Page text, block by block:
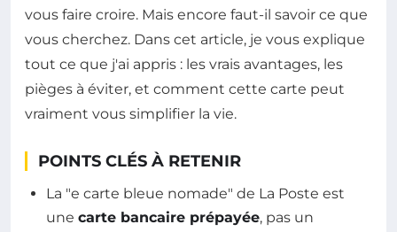
vous faire croire. Mais encore faut-il savoir ce que
vous cherchez. Dans cet article, je vous explique
tout ce que j'ai appris : les vrais avantages, les
pièges à éviter, et comment cette carte peut
vraiment vous simplifier la vie.
POINTS CLÉS À RETENIR
La "e carte bleue nomade" de La Poste est
une carte bancaire prépayée, pas un